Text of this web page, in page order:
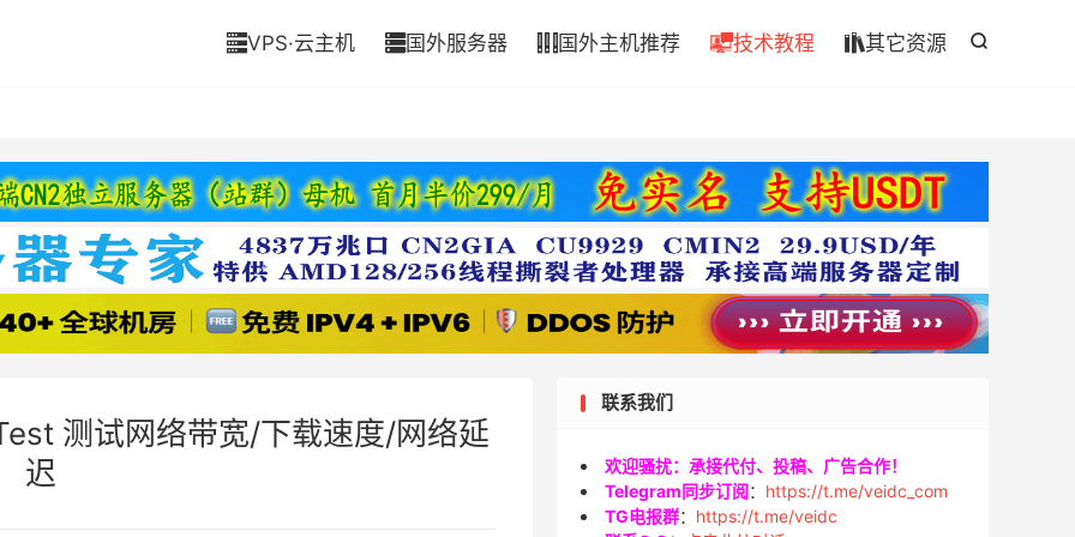

VPS·云主机 国外服务器  国外主机推荐 技术教程 其它资源
测试网络带宽/下载速度/网络延
迟
联系我们
欢迎骚扰：承接代付、投稿、广告合作！
Telegram同步订阅： https://t.me/veidc_com
TG电报群： https://t.me/veidc